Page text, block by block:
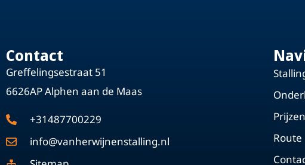
Contact
Greffelingsestraat 51
6626AP Alphen aan de Maas
+31487700229
info@vanherwijnenstalling.nl
Prijzen
Route